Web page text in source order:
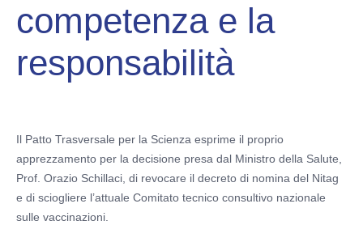
competenza e la
responsabilità
Il Patto Trasversale per la Scienza esprime il proprio
apprezzamento per la decisione presa dal Ministro della Salute,
Prof. Orazio Schillaci, di revocare il decreto di nomina del Nitag
e di sciogliere l’attuale Comitato tecnico consultivo nazionale
sulle vaccinazioni.